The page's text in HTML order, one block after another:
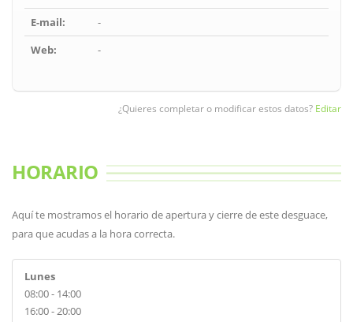
E-mail:
-
Web:
-
¿Quieres completar o modificar estos datos? Editar
HORARIO
Aquí te mostramos el horario de apertura y cierre de este desguace,
para que acudas a la hora correcta.
Lunes
08:00 - 14:00
16:00 - 20:00